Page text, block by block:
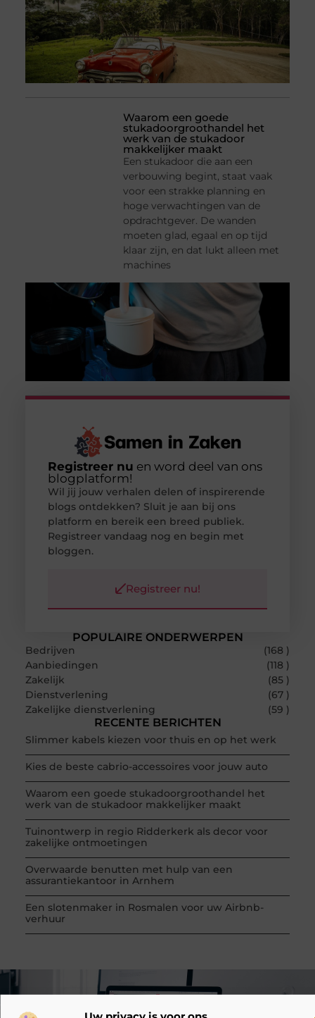
Waarom een goede
stukadoorgroothandel het
werk van de stukadoor
makkelijker maakt
Een stukadoor die aan een
verbouwing begint, staat vaak
voor een strakke planning en
hoge verwachtingen van de
opdrachtgever. De wanden
moeten glad, egaal en op tijd
klaar zijn, en dat lukt alleen met
machines
POPULAIRE ONDERWERPEN
Bedrijven
(168 )
Aanbiedingen
(118 )
Zakelijk
(85 )
Dienstverlening
(67 )
Zakelijke dienstverlening
(59 )
RECENTE BERICHTEN
Slimmer kabels kiezen voor thuis en op het werk
Kies de beste cabrio-accessoires voor jouw auto
Waarom een goede stukadoorgroothandel het
werk van de stukadoor makkelijker maakt
Tuinontwerp in regio Ridderkerk als decor voor
zakelijke ontmoetingen
Overwaarde benutten met hulp van een
assurantiekantoor in Arnhem
Een slotenmaker in Rosmalen voor uw Airbnb-
verhuur
Registreer nu en word deel van ons
blogplatform!
Wil jij jouw verhalen delen of inspirerende
blogs ontdekken? Sluit je aan bij ons
platform en bereik een breed publiek.
Registreer vandaag nog en begin met
bloggen.
Registreer nu!